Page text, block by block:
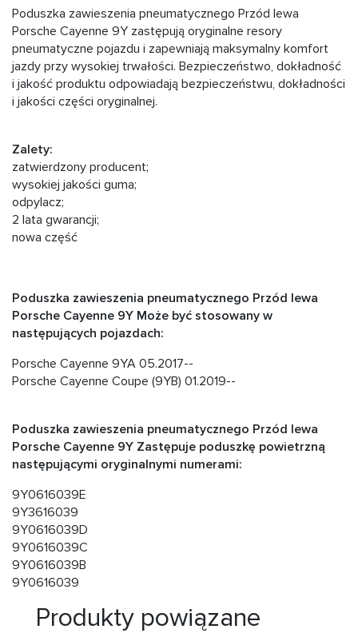
Poduszka zawieszenia pneumatycznego Przód lewa
Porsche Cayenne 9Y zastępują oryginalne resory
pneumatyczne pojazdu i zapewniają maksymalny komfort
jazdy przy wysokiej trwałości. Bezpieczeństwo, dokładność
i jakość produktu odpowiadają bezpieczeństwu, dokładności
i jakości części oryginalnej.
Zalety:
zatwierdzony producent;
wysokiej jakości guma;
odpylacz;
2 lata gwarancji;
nowa część
Poduszka zawieszenia pneumatycznego Przód lewa
Porsche Cayenne 9Y Może być stosowany w
następujących pojazdach:
Porsche Cayenne 9YA 05.2017--
Porsche Cayenne Coupe (9YB) 01.2019--
Poduszka zawieszenia pneumatycznego Przód lewa
Porsche Cayenne 9Y Zastępuje poduszkę powietrzną
następującymi oryginalnymi numerami:
9Y0616039E
9Y3616039
9Y0616039D
9Y0616039C
9Y0616039B
9Y0616039
Produkty powiązane